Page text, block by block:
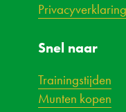
Snel naar
Trainingstijden
Munten kopen